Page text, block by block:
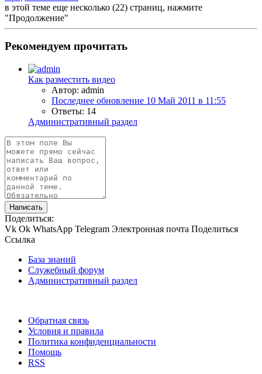
в этой теме еще несколько (22) страниц, нажмите
"Продолжение"
Рекомендуем прочитать
Как разместить видео
Автор: admin
Последнее обновление 10 Май 2011 в 11:55
Ответы: 14
Административный раздел
Написать
Поделиться:
Vk Ok WhatsApp Telegram Электронная почта Поделиться
Ссылка
База знаний
Служебный форум
Административный раздел
Обратная связь
Условия и правила
Политика конфиденциальности
Помощь
RSS